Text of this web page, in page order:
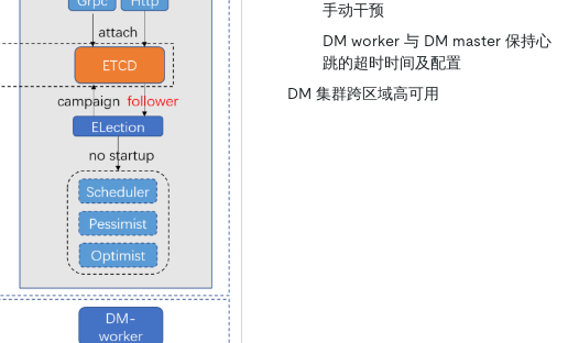
手动干预
DM worker 与 DM master 保持心
跳的超时时间及配置
DM 集群跨区域高可用